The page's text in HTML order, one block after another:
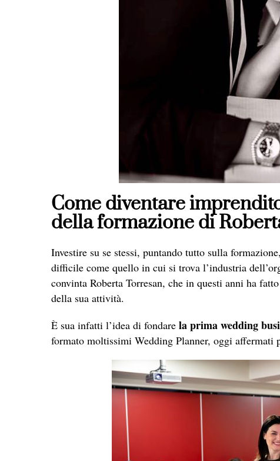
Come diventare
della formazione di
Investire su se stessi, puntando tutto sulla
difficile come quello in cui si trova l’industria
convinta Roberta Torresan, che in questi anni ha
della sua attività.
È sua infatti l’idea di fondare la prima wedding
formato moltissimi Wedding Planner, oggi affermati